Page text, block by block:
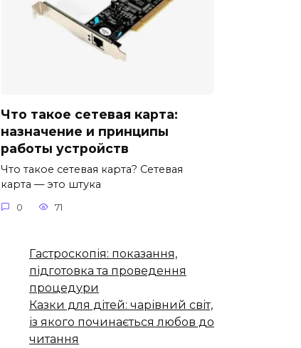
Что такое сетевая карта:
назначение и принципы
работы устройств
Что такое сетевая карта? Сетевая
карта — это штука
0 71
Гастроскопія: показання,
підготовка та проведення
процедури
Казки для дітей: чарівний світ,
із якого починається любов до
читання